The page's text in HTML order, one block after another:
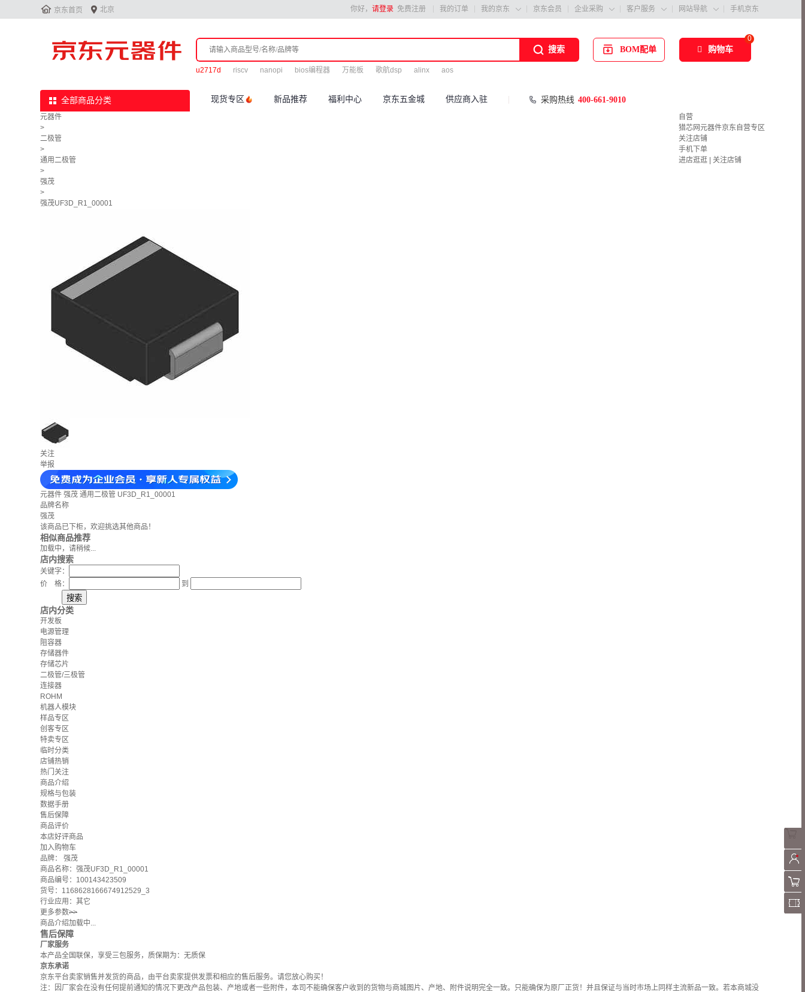
 京东首页  北京 你好， 请登录 免费注册 我的订单 我的京东  京东会员 企业采购  客户服务  网站导航  手机京东
搜索
u2717d riscv nanopi bios编程器 万能板 歌航dsp alinx aos
BOM配单
0
购物车
全部商品分类 现货专区 新品推荐 福利中心 京东五金城 供应商入驻 采购热线 400-661-9010
元器件
>
二极管
>
通用二极管
>
强茂
>
强茂UF3D_R1_00001
自营
猎芯网元器件京东自营专区
关注店铺
手机下单
进店逛逛
关注店铺
关注
举报
元器件 强茂 通用二极管 UF3D_R1_00001
品牌名称
强茂
该商品已下柜，欢迎挑选其他商品！
相似商品推荐
加载中，请稍候...
店内搜索
关键字：
价 格：
到
店内分类
开发板
电源管理
阻容器
存储器件
存储芯片
二极管/三极管
连接器
ROHM
机器人模块
样品专区
创客专区
特卖专区
临时分类
店铺热销
热门关注
商品介绍
规格与包装
数据手册
售后保障
商品评价
本店好评商品
加入购物车
品牌： 强茂
商品名称：强茂UF3D_R1_00001
商品编号：100143423509
货号：1168628166674912529_3
行业应用：其它
更多参数>>
商品介绍加载中...
售后保障
厂家服务
本产品全国联保，享受三包服务，质保期为：无质保
京东承诺
京东平台卖家销售并发货的商品，由平台卖家提供发票和相应的售后服务。请您放心购买！
注：因厂家会在没有任何提前通知的情况下更改产品包装、产地或者一些附件，本司不能确保客户收到的货物与商城图片、产地、附件说明完全一致。只能确保为原厂正货！并且保证与当时市场上同样主流新品一致。若本商城没